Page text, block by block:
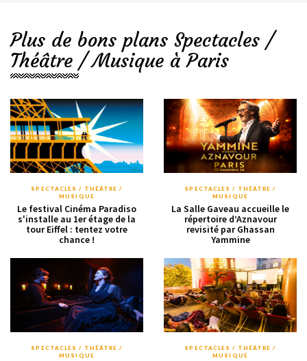
Plus de bons plans Spectacles /
Théâtre / Musique à Paris
SPECTACLES / THÉÂTRE /
MUSIQUE
Le festival Cinéma Paradiso
s'installe au 1er étage de la
tour Eiffel : tentez votre
chance !
SPECTACLES / THÉÂTRE /
MUSIQUE
La Salle Gaveau accueille le
répertoire d’Aznavour
revisité par Ghassan
Yammine
SPECTACLES / THÉÂTRE /
MUSIQUE
SPECTACLES / THÉÂTRE /
MUSIQUE